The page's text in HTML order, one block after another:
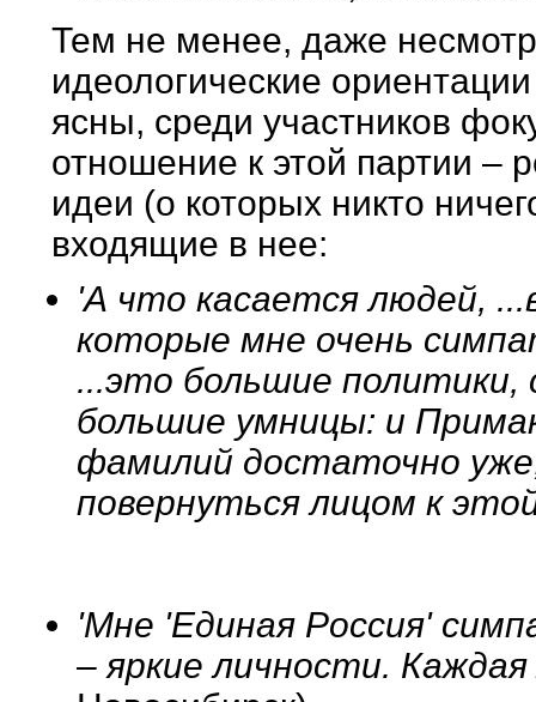
Тем не менее, даже
идеологические
ясны, среди участников
отношение к этой партии –
идеи (о которых никто
входящие в нее:
'А что касается людей,
которые мне очень
...это большие политики,
большие умницы: и
фамилий достаточно
повернуться лицом к
'Мне 'Единая Россия'
– яркие личности.